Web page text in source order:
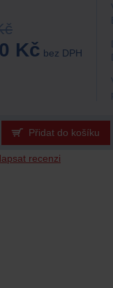
recenzi
Kč bez DPH
Přidat do košíku